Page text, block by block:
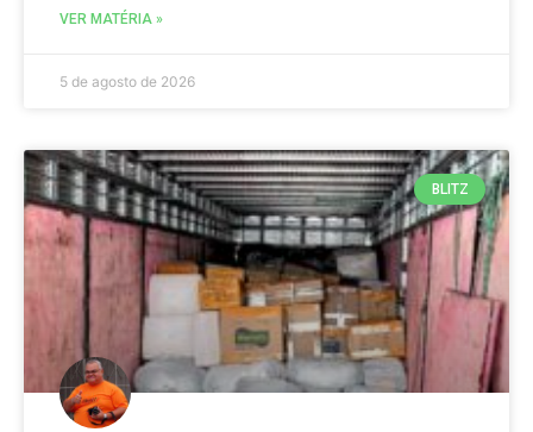
VER MATÉRIA »
5 de agosto de 2026
BLITZ